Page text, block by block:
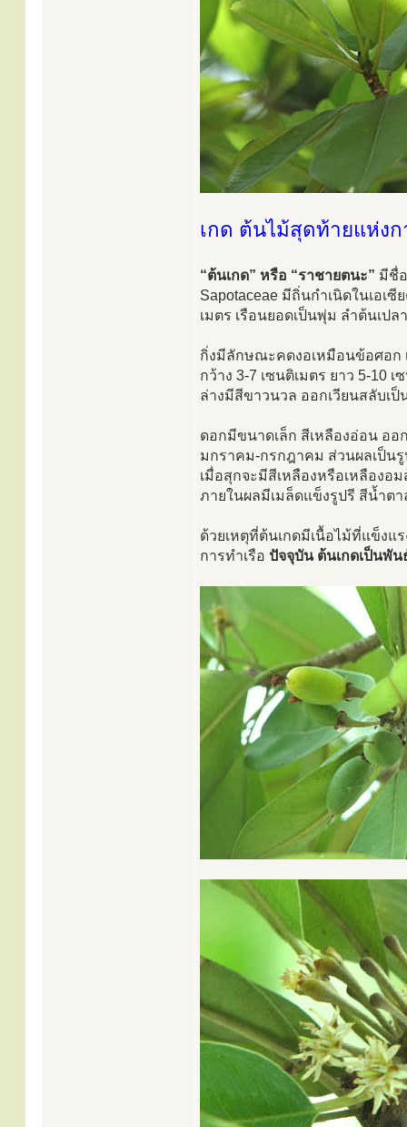
เกด ต้นไม้สุดท้ายแห่ง
“ต้นเกด” หรือ “ราชายตนะ” มีชื่
Sapotaceae มีถิ่นกำเนิดในเอเ
เมตร เรือนยอดเป็นพุ่ม ลำต้นเป
กิ่งมีลักษณะคดงอเหมือนข้อศอก
กว้าง 3-7 เซนติเมตร ยาว 5-10
ล่างมีสีขาวนวล ออกเวียนสลับเ
ดอกมีขนาดเล็ก สีเหลืองอ่อน อ
มกราคม-กรกฎาคม ส่วนผลเป็น
เมื่อสุกจะมีสีเหลืองหรือเหลือง
ภายในผลมีเมล็ดแข็งรูปรี สีน้ำตา
ด้วยเหตุที่ต้นเกดมีเนื้อไม้ที่แข็งแ
การทำเรือ ปัจจุบัน ต้นเกดเป็นพั